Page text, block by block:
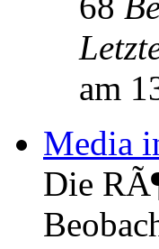
am
Media
Die